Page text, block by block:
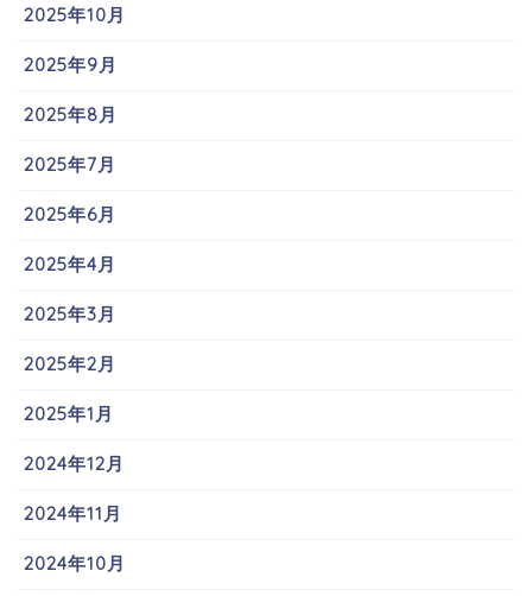
2025年10月
2025年9月
2025年8月
2025年7月
2025年6月
2025年4月
2025年3月
2025年2月
2025年1月
2024年12月
2024年11月
2024年10月